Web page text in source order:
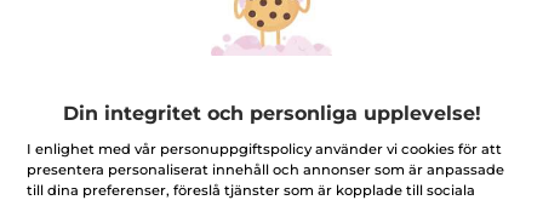
Din integritet och personliga upplevelse!
I enlighet med vår personuppgiftspolicy använder vi cookies för att
presentera personaliserat innehåll och annonser som är anpassade
till dina preferenser, föreslå tjänster som är kopplade till sociala